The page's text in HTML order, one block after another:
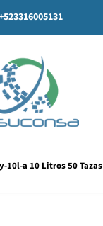
10l-a 10 Litros 50 Tazas